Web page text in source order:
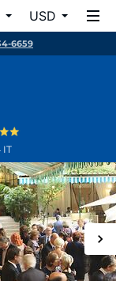
USD
6659
IT